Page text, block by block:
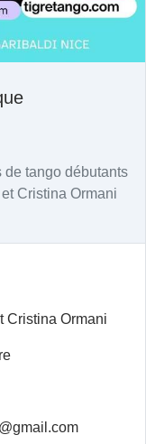
de tango débutants
Cristina Ormani
Cristina Ormani